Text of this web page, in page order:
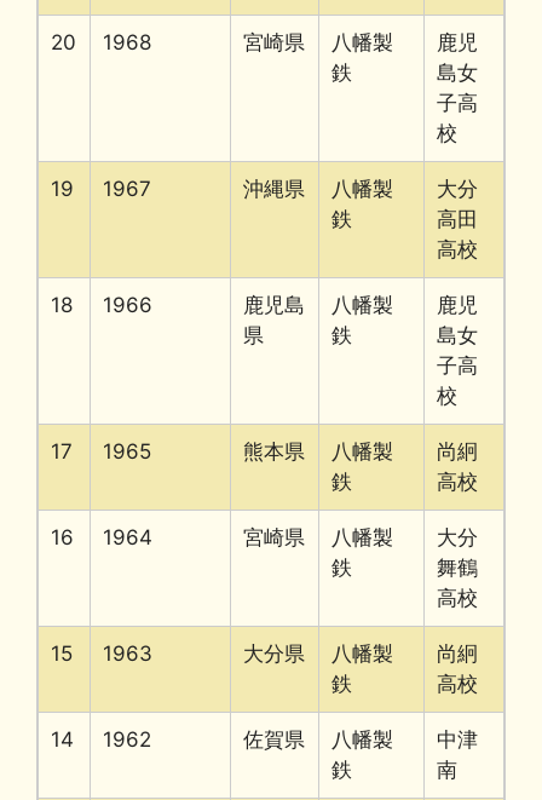
20 1968 宮崎県
八幡製
鉄
鹿児
島女
子高
校
19 1967 沖縄県
八幡製
鉄
大分
高田
高校
18 1966
鹿児島
県
八幡製
鉄
鹿児
島女
子高
校
17 1965 熊本県
八幡製
鉄
尚絅
高校
16 1964 宮崎県
八幡製
鉄
大分
舞鶴
高校
15 1963 大分県
八幡製
鉄
尚絅
高校
14 1962 佐賀県
八幡製
鉄
中津
南